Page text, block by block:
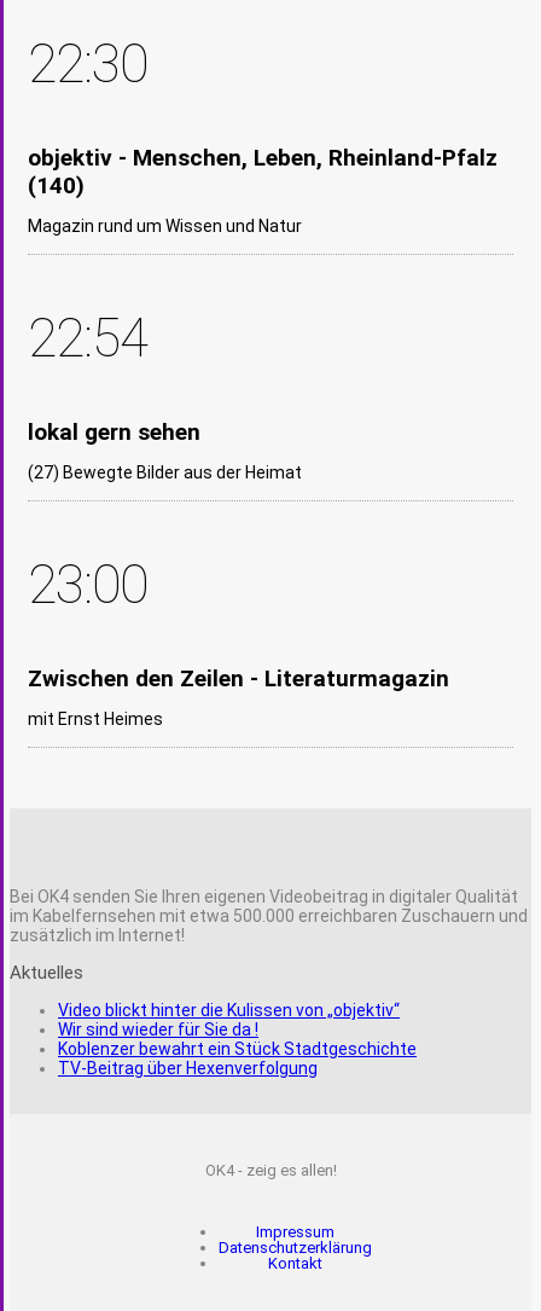
22:30
objektiv - Menschen, Leben, Rheinland-Pfalz
(140)
Magazin rund um Wissen und Natur
22:54
lokal gern sehen
(27) Bewegte Bilder aus der Heimat
23:00
Zwischen den Zeilen - Literaturmagazin
mit Ernst Heimes
Bei OK4 senden Sie Ihren eigenen Videobeitrag in digitaler Qualität
im Kabelfernsehen mit etwa 500.000 erreichbaren Zuschauern und
zusätzlich im Internet!
Aktuelles
Video blickt hinter die Kulissen von „objektiv“
Wir sind wieder für Sie da !
Koblenzer bewahrt ein Stück Stadtgeschichte
TV-Beitrag über Hexenverfolgung
OK4 - zeig es allen!
Impressum
Datenschutzerklärung
Kontakt